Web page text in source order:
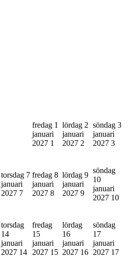
fredag 1
januari
2027 1
lördag 2
januari
2027 2
söndag 3
januari
2027 3
torsdag 7
januari
2027 7
fredag 8
januari
2027 8
lördag 9
januari
2027 9
söndag
10
januari
2027 10
torsdag
14
januari
2027 14
fredag
15
januari
2027 15
lördag
16
januari
2027 16
söndag
17
januari
2027 17